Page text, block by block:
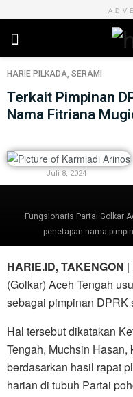
HARIE PILKADA, SERAMI
Terkait Pimpinan
Nama Fitriana
Juli 8, 2024
Fungsionaris Partai Golkar
penetapan nama
HARIE.ID, TAKENGON |
(Golkar) Aceh Tengah
sebagai pimpinan DPRK
Hal tersebut dikatakan
Tengah, Muchsin Hasan,
berdasarkan hasil rapat
harian di tubuh Partai